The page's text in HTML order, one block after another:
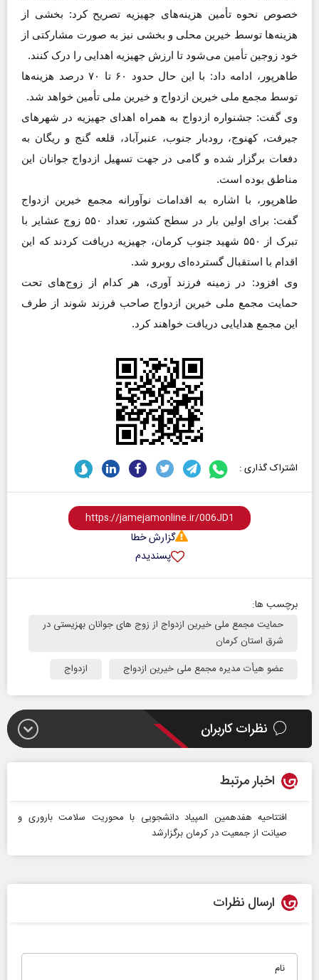
خصوص نحوه تأمین هزینه‌های جهیزیه تصریح کرد: بخشی از
هزینه‌ها توسط خیرین محلی و بخشی نیز به صورت مشارکتی از
خود زوجین تأمین می‌شود تا ارزش جهیزیه اهدایی را درک کنند.
طاهرپور، ادامه داد: با این حال حدود ۶۰ تا ۷۰ درصد هزینه‌ها
توسط مجمع ملی خیرین ازدواج و خیرین ملی تأمین خواهد شد.
وی گفت: جشنواره ازدواج به همراه اهدای جهیزیه در شهرهای
جیرفت، کهنوج، رودبار جنوب، عنبرآباد، قلعه گنج و ریگان به
دفعات برگزار شده و گامی در جهت تسهیل ازدواج جوانان این
مناطق بوده است.
طاهرپور، با اشاره به اقدامات نوآورانه مجمع خیرین ازدواج
گفت: برای اولین بار در سطح کشور، تعداد ۵۵۰ زوج عشایر با
تبرک از ۵۵۰ شهید جنوب کرمان، جهیزیه دریافت کردند که این
اقدام با استقبال گسترده‌ای روبرو شد.
وی افزود: در زمینه فرزند آوری، هر کدام از زوج‌های تحت
حمایت مجمع ملی خیرین ازدواج صاحب فرزند شوند از طرف
این مجمع هدایایی دریافت خواهند کرد.
اشتراک گذاری :
گزارش خطا
پسندیدم
برچسب ها:
حمایت مجمع ملی خیرین ازدواج از زوج های جوانان بهزیستی در
شرق استان کرمان
عضو هیأت مدیره مجمع ملی خیرین ازدواج
ازدواج
نظرات کاربران
اخبار مرتبط
افتتاحیه هفدهمین المپیاد دانشجویی با محوریت سلامت باروری و
صیانت از جمعیت در کرمان برگزارشد
ارسال نظرات